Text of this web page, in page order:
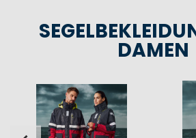
DAMEN